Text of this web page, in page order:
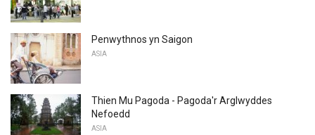
Penwythnos yn Saigon
ASIA
Thien Mu Pagoda - Pagoda'r Arglwyddes
Nefoedd
ASIA